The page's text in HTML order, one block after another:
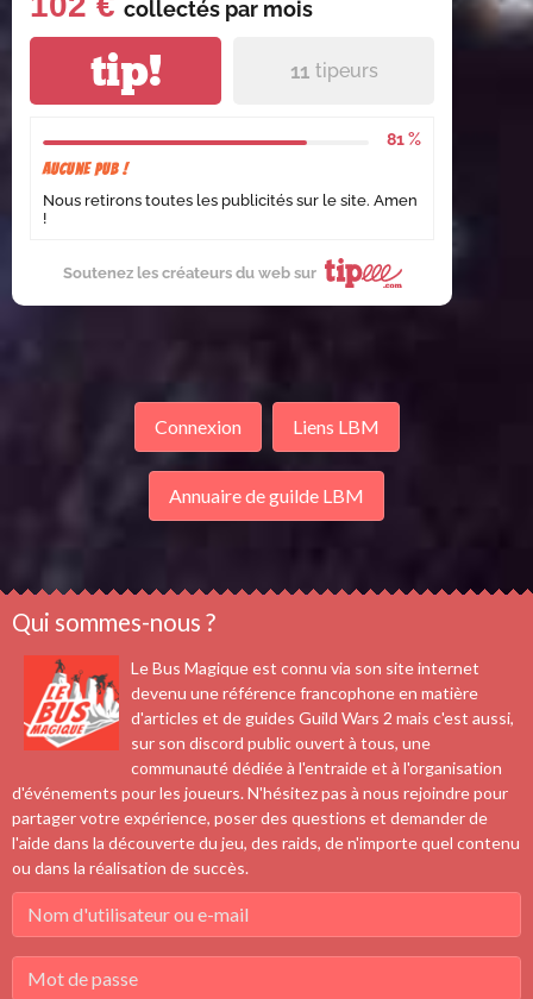
collectés par mois
tip! 11 tipeurs
81 %
Aucune pub !
Nous retirons toutes les publicités sur le site. Amen
!
Soutenez les créateurs du web sur
Connexion Liens LBM
Annuaire de guilde LBM
Qui sommes-nous ?
Le Bus Magique est connu via son site internet
devenu une référence francophone en matière
d'articles et de guides Guild Wars 2 mais c'est aussi,
sur son discord public ouvert à tous, une
communauté dédiée à l'entraide et à l'organisation
d'événements pour les joueurs. N'hésitez pas à nous rejoindre pour
partager votre expérience, poser des questions et demander de
l'aide dans la découverte du jeu, des raids, de n'importe quel contenu
ou dans la réalisation de succès.